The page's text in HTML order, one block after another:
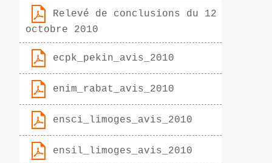
Relevé de conclusions du 12
octobre 2010
ecpk_pekin_avis_2010
enim_rabat_avis_2010
ensci_limoges_avis_2010
ensil_limoges_avis_2010